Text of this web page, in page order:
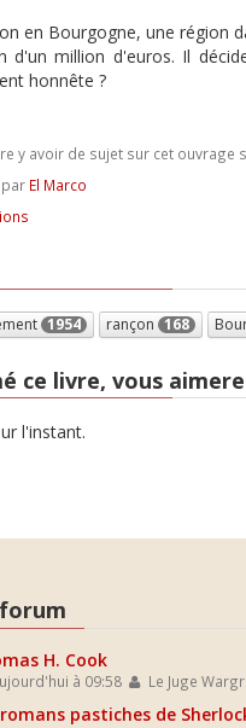
en Bourgogne, une région
d'un million d'euros. Il
honnête ?
y avoir de sujet sur cet ouvrage
El Marco
1954 rançon 168
ce livre, vous
l'instant.
H. Cook
à 09:58 Le Juge
romans pastiches de